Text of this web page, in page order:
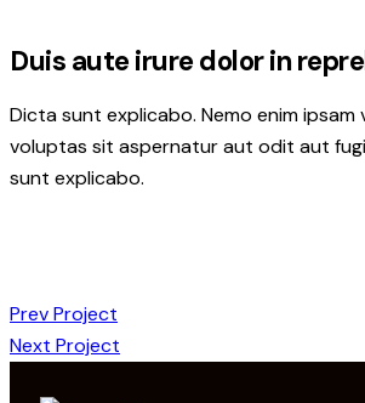
Duis aute irure dolor in
Dicta sunt explicabo. Nemo enim
voluptas sit aspernatur aut odit aut
sunt explicabo.
Prev Project
Next Project